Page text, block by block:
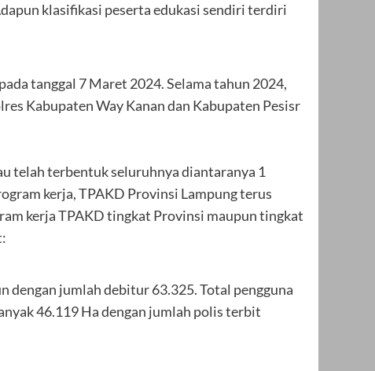
klasifikasi peserta edukasi sendiri terdiri
tanggal 7 Maret 2024. Selama tahun 2024,
Kabupaten Way Kanan dan Kabupaten Pesisr
telah terbentuk seluruhnya diantaranya 1
kerja, TPAKD Provinsi Lampung terus
kerja TPAKD tingkat Provinsi maupun tingkat
dengan jumlah debitur 63.325. Total pengguna
46.119 Ha dengan jumlah polis terbit